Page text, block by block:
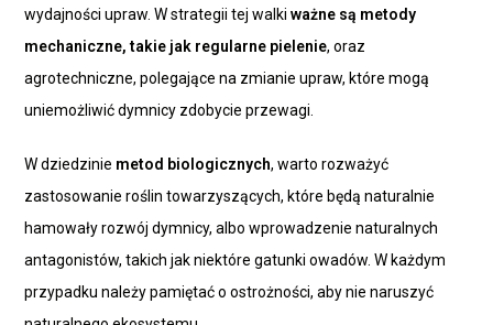
wydajności upraw. W strategii tej walkiważne są metody
mechaniczne, takie jak regularne pielenie, oraz
agrotechniczne, polegające na zmianie upraw, które mogą
uniemożliwić dymnicy zdobycie przewagi.
W dziedzinie metod biologicznych, warto rozważyć
zastosowanie roślin towarzyszących, które będą naturalnie
hamowały rozwój dymnicy, albo wprowadzenie naturalnych
antagonistów, takich jak niektóre gatunki owadów. W każdym
przypadku należy pamiętać o ostrożności, aby nie naruszyć